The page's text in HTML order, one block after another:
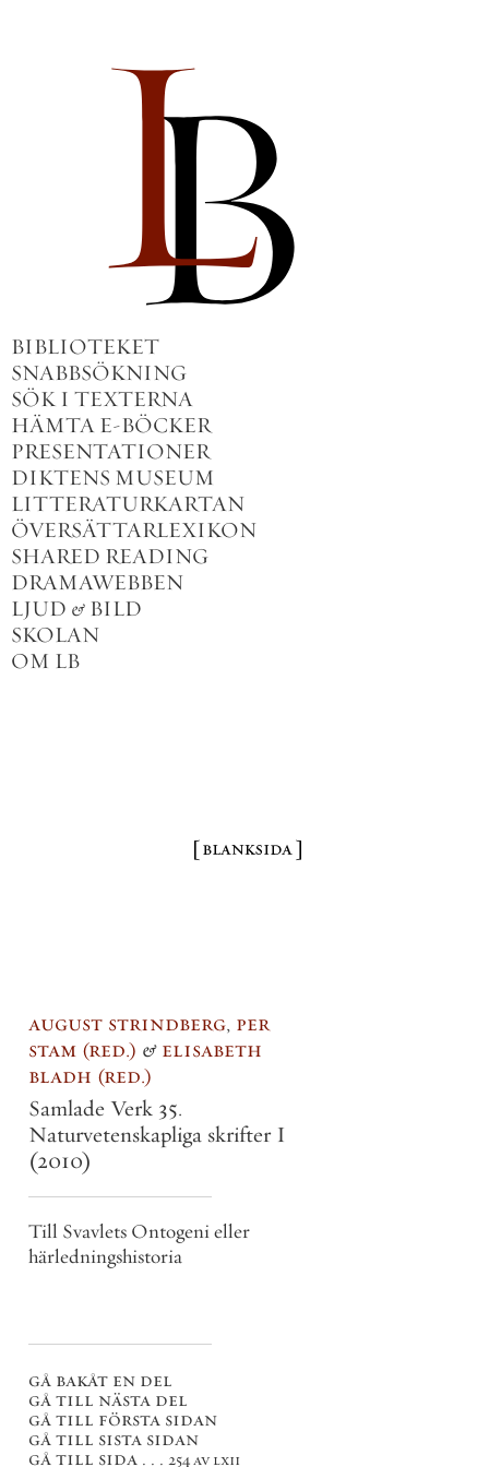
BIBLIOTEKET
SNABBSÖKNING
SÖK I TEXTERNA
HÄMTA E-BÖCKER
PRESENTATIONER
DIKTENS MUSEUM
LITTERATURKARTAN
ÖVERSÄTTARLEXIKON
SHARED READING
DRAMAWEBBEN
LJUD & BILD
SKOLAN
OM LB
august strindberg, per
stam red. & elisabeth
bladh red.
Samlade Verk 35.
Naturvetenskapliga skrifter I
(2010)
Till Svavlets Ontogeni eller
härledningshistoria
gå bakåt en del
gå till nästa del
gå till första sidan
gå till sista sidan
gå till sida . . . 254 av lxii